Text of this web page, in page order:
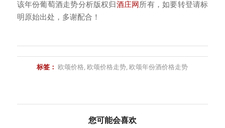
该年份葡萄酒走势分析版权归酒庄网所有，如要转登请标
明原始出处，多谢配合！
标签： 欧颂价格, 欧颂价格走势, 欧颂年份酒价格走势
您可能会喜欢